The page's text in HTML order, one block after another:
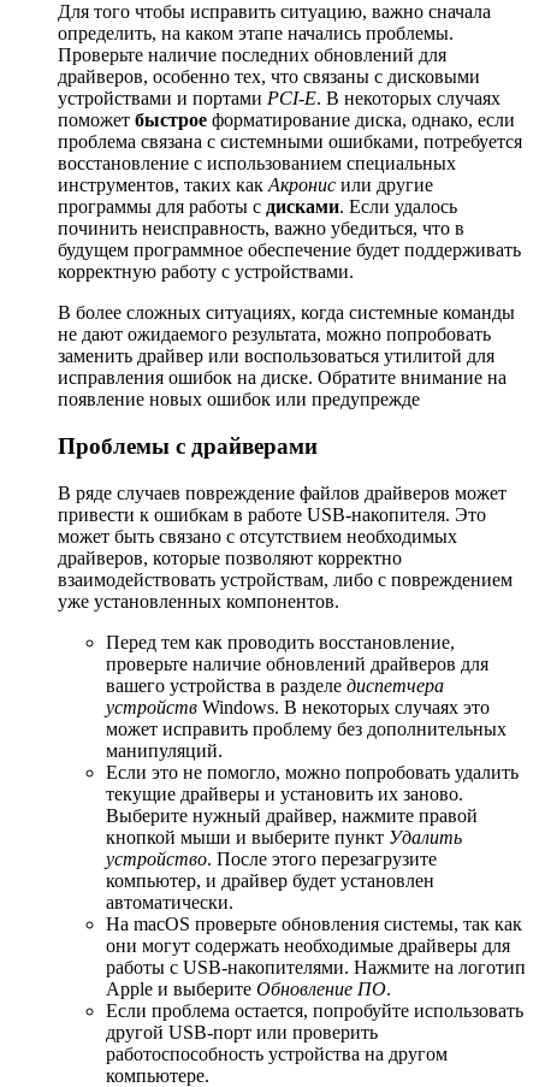
Для того чтобы исправить ситуацию, важно сначала
определить, на каком этапе начались проблемы.
Проверьте наличие последних обновлений для
драйверов, особенно тех, что связаны с дисковыми
устройствами и портами PCI-E. В некоторых случаях
поможет быстрое форматирование диска, однако, если
проблема связана с системными ошибками, потребуется
восстановление с использованием специальных
инструментов, таких как Акронис или другие
программы для работы с дисками. Если удалось
починить неисправность, важно убедиться, что в
будущем программное обеспечение будет поддерживать
корректную работу с устройствами.
В более сложных ситуациях, когда системные команды
не дают ожидаемого результата, можно попробовать
заменить драйвер или воспользоваться утилитой для
исправления ошибок на диске. Обратите внимание на
появление новых ошибок или предупрежде
Проблемы с драйверами
В ряде случаев повреждение файлов драйверов может
привести к ошибкам в работе USB-накопителя. Это
может быть связано с отсутствием необходимых
драйверов, которые позволяют корректно
взаимодействовать устройствам, либо с повреждением
уже установленных компонентов.
Перед тем как проводить восстановление,
проверьте наличие обновлений драйверов для
вашего устройства в разделе диспетчера
устройств Windows. В некоторых случаях это
может исправить проблему без дополнительных
манипуляций.
Если это не помогло, можно попробовать удалить
текущие драйверы и установить их заново.
Выберите нужный драйвер, нажмите правой
кнопкой мыши и выберите пункт Удалить
устройство. После этого перезагрузите
компьютер, и драйвер будет установлен
автоматически.
На macOS проверьте обновления системы, так как
они могут содержать необходимые драйверы для
работы с USB-накопителями. Нажмите на логотип
Apple и выберите Обновление ПО.
Если проблема остается, попробуйте использовать
другой USB-порт или проверить
работоспособность устройства на другом
компьютере.